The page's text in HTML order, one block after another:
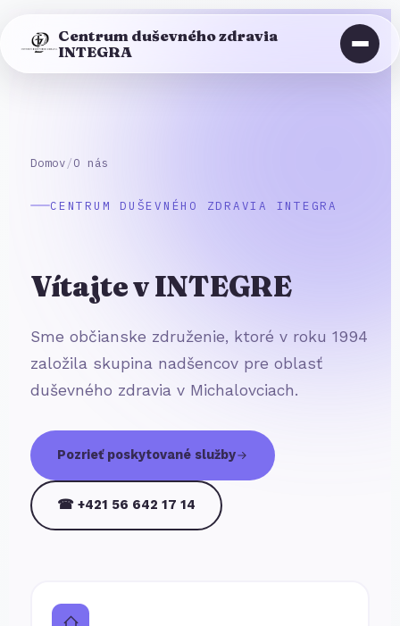
Centrum duševného zdravia
INTEGRA
Domov/O nás
CENTRUM DUŠEVNÉHO ZDRAVIA INTEGRA
Vítajte v INTEGRE
Sme občianske združenie, ktoré v roku 1994
založila skupina nadšencov pre oblasť
duševného zdravia v Michalovciach.
Pozrieť poskytované služby
☎ +421 56 642 17 14